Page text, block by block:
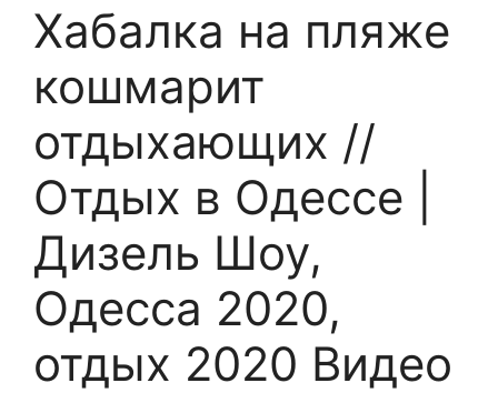
Хабалка на пляже
кошмарит
отдыхающих //
Отдых в Одессе |
Дизель Шоу,
Одесса 2020,
отдых 2020 Видео